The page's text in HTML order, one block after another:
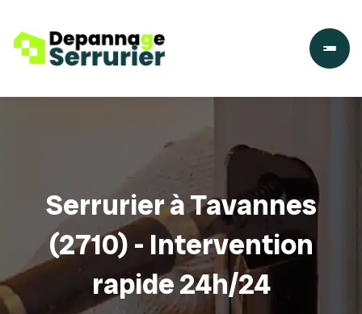
Serrurier à Tavannes
(2710) - Intervention
rapide 24h/24